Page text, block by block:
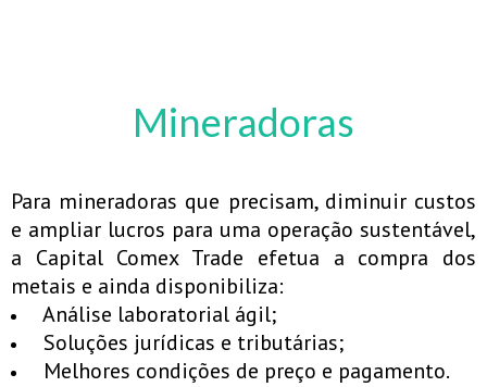
Mineradoras
Para mineradoras que precisam, diminuir custos
e ampliar lucros para uma operação sustentável,
a Capital Comex Trade efetua a compra dos
metais e ainda disponibiliza:
Análise laboratorial ágil;
Soluções jurídicas e tributárias;
Melhores condições de preço e pagamento.